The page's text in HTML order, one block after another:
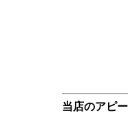
当店のアピ